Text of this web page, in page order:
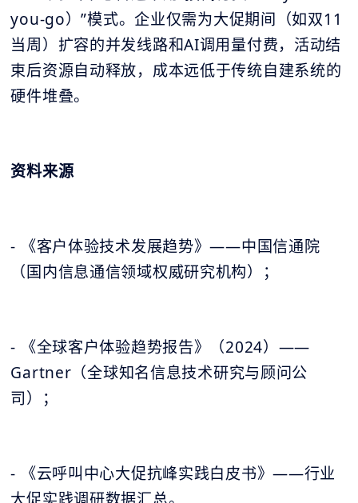
you-go）”模式。企业仅需为大促期间（如双11
当周）扩容的并发线路和AI调用量付费，活动结
束后资源自动释放，成本远低于传统自建系统的
硬件堆叠。
资料来源
- 《客户体验技术发展趋势》——中国信通院
（国内信息通信领域权威研究机构）；
- 《全球客户体验趋势报告》（2024）——
Gartner（全球知名信息技术研究与顾问公
司）；
- 《云呼叫中心大促抗峰实践白皮书》——行业